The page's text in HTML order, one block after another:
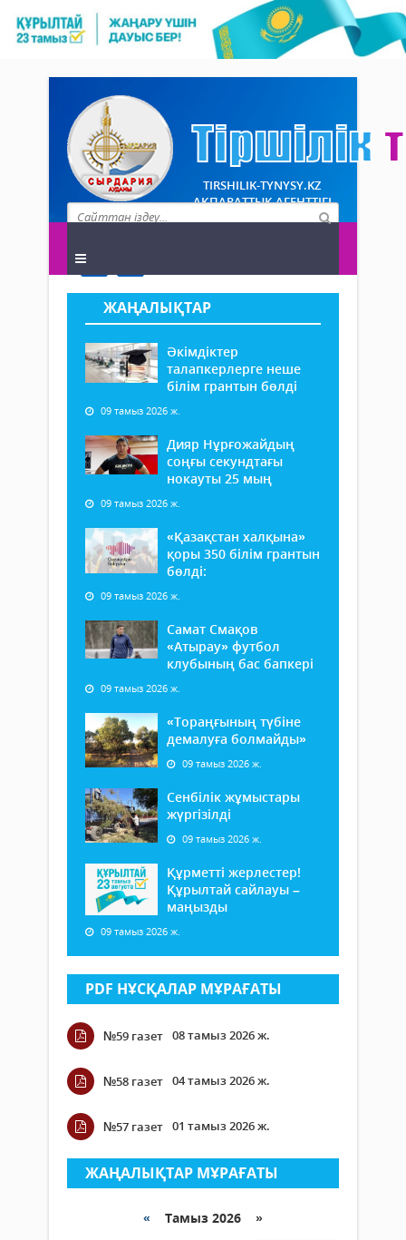
TIRSHILIK-TYNYSY.KZ
АҚПАРАТТЫҚ АГЕНТТІГІ
ЖАҢАЛЫҚТАР
Әкімдіктер
талапкерлерге неше
білім грантын бөлді
09 тамыз 2026 ж.
Дияр Нұрғожайдың
соңғы секундтағы
нокауты 25 мың
09 тамыз 2026 ж.
«Қазақстан халқына»
қоры 350 білім грантын
бөлді:
09 тамыз 2026 ж.
Самат Смақов
«Атырау» футбол
клубының бас бапкері
09 тамыз 2026 ж.
«Тораңғының түбіне
демалуға болмайды»
09 тамыз 2026 ж.
Сенбілік жұмыстары
жүргізілді
09 тамыз 2026 ж.
Құрметті жерлестер!
Құрылтай сайлауы –
маңызды
09 тамыз 2026 ж.
PDF НҰСҚАЛАР МҰРАҒАТЫ
№59 газет 08 тамыз 2026 ж.
№58 газет 04 тамыз 2026 ж.
№57 газет 01 тамыз 2026 ж.
ЖАҢАЛЫҚТАР МҰРАҒАТЫ
« Тамыз 2026 »